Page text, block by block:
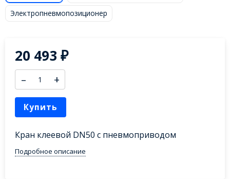
Электропневмопозиционер
20 493₽
– +
Купить
Кран клеевой DN50 с пневмоприводом
Подробное описание